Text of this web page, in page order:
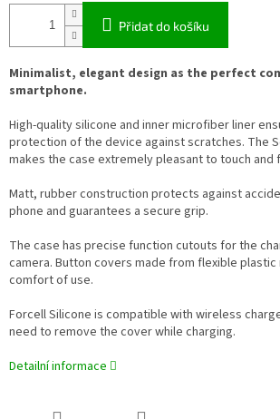
Přidat do košíku
Minimalist, elegant design as the perfect
smartphone.
High-quality silicone and inner microfiber liner
protection of the device against scratches. The
makes the case extremely pleasant to touch and
Matt, rubber construction protects against
phone and guarantees a secure grip.
The case has precise function cutouts for the
camera. Button covers made from flexible plastic
comfort of use.
Forcell Silicone is compatible with wireless
need to remove the cover while charging.
Detailní informace